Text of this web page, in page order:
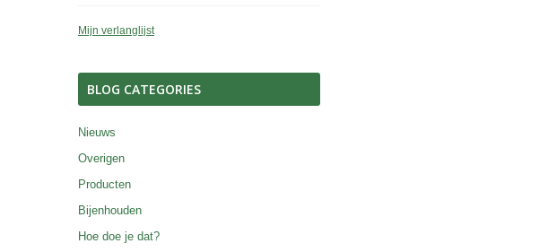
Mijn verlanglijst
BLOG CATEGORIES
Nieuws
Overigen
Producten
Bijenhouden
Hoe doe je dat?